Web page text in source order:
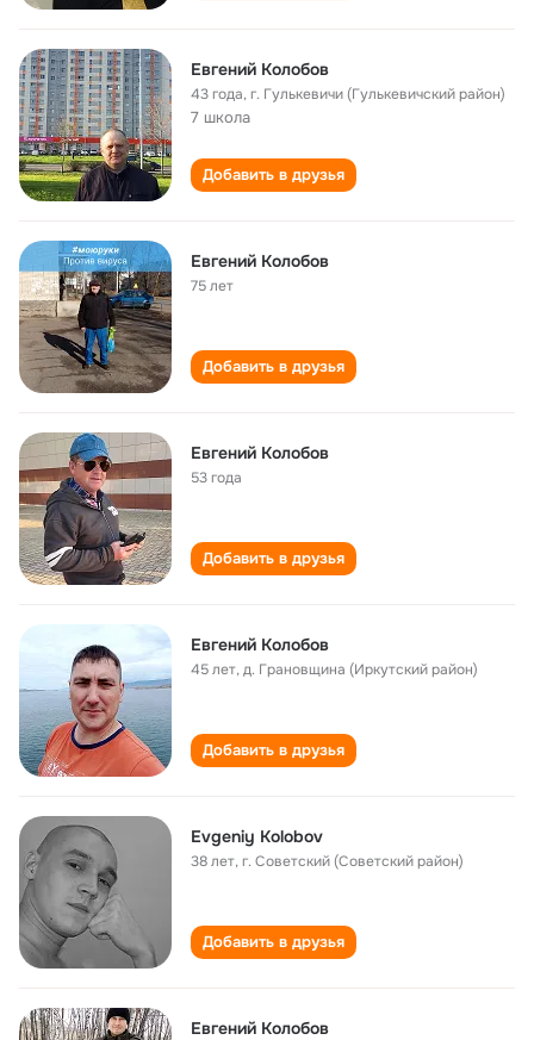
Евгений Колобов
43 года,г. Гулькевичи (Гулькевичский район)
7 школа
Добавить в друзья
Евгений Колобов
75 лет
Добавить в друзья
Евгений Колобов
53 года
Добавить в друзья
Евгений Колобов
45 лет,д. Грановщина (Иркутский район)
Добавить в друзья
Evgeniy Kolobov
38 лет,г. Советский (Советский район)
Добавить в друзья
Евгений Колобов